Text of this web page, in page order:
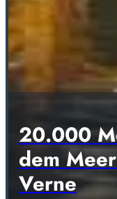
20.000
dem
Verne